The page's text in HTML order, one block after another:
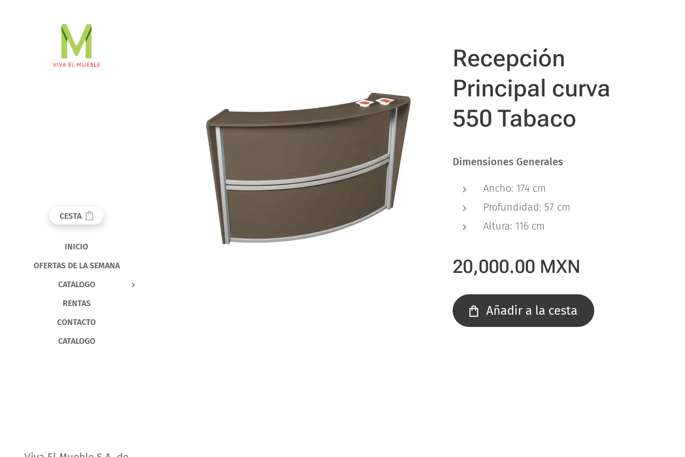
CESTA
INICIO
OFERTAS DE LA SEMANA
CATALOGO
RENTAS
CONTACTO
CATALOGO
Recepción
Principal curva
550 Tabaco
Dimensiones Generales
Ancho: 174 cm
Profundidad: 57 cm
Altura: 116 cm
20,000.00 MXN
Añadir a la cesta